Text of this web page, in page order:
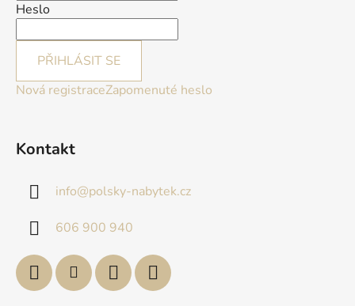
Heslo
PŘIHLÁSIT SE
Nová registraceZapomenuté heslo
Kontakt
info@polsky-nabytek.cz
606 900 940